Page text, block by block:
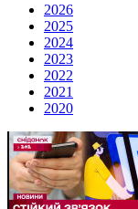
2026
2025
2024
2023
2022
2021
2020